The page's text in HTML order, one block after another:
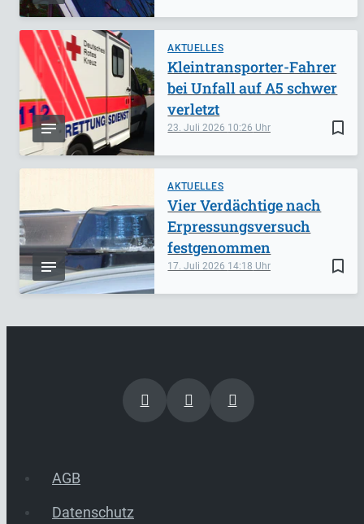
AKTUELLES
bookmark_border
23. Juli 2026 10:26
Kleintransporter-Fahrer
bei Unfall auf A5 schwer
verletzt
AKTUELLES
bookmark_border
17. Juli 2026 14:18
Vier Verdächtige nach
Erpressungsversuch
festgenommen
AGB
Datenschutz